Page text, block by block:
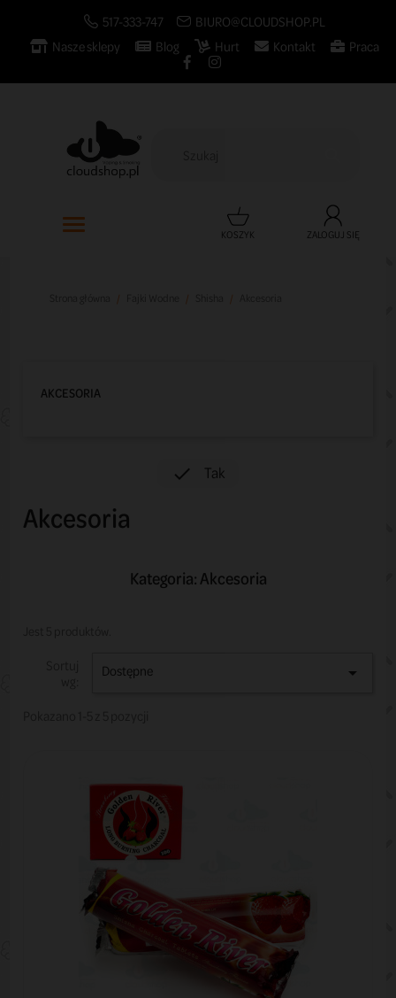
517-333-747
BIURO@CLOUDSHOP.PL
Nasze sklepy
Blog Hurt Kontakt Praca
KOSZYK ZALOGUJ SIĘ
AKCESORIA
 Tak
Akcesoria
Kategoria: Akcesoria
Dostępne 